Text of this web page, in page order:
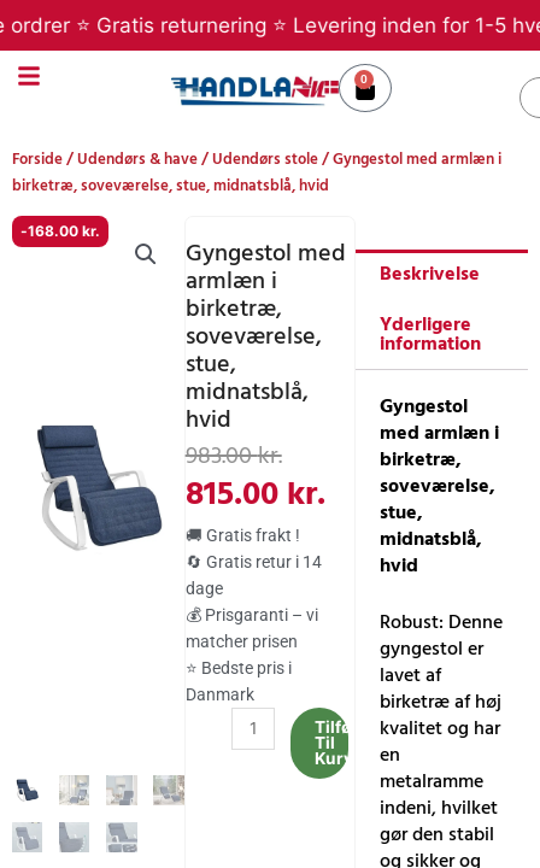
til
indholdet
Gratis returnering ⭐ Levering inden for 1-5
0
Kurv
Forside/Udendørs & have/Udendørs stole/ Gyngestol med armlæn i
birketræ, soveværelse, stue, midnatsblå, hvid
-168.00 kr.
Gyngestol med
armlæn i
birketræ,
soveværelse,
stue,
midnatsblå,
hvid
983.00kr.Den
oprindelige
pris
var:
983.00 kr..
815.00kr.
Den
aktuelle
815.00 kr..
🚚 Gratis frakt !
🔄 Gratis retur i 14
dage
💰 Prisgaranti – vi
matcher prisen
⭐ Bedste pris i
Danmark
Gyngestol
armlæn
i
Tilføj
Til
Kurv
Beskrivelse
Yderligere
information
Gyngestol
med armlæn i
birketræ,
soveværelse,
stue,
midnatsblå,
hvid
Robust: Denne
gyngestol er
lavet af
birketræ af høj
kvalitet og har
en
metalramme
indeni, hvilket
gør den stabil